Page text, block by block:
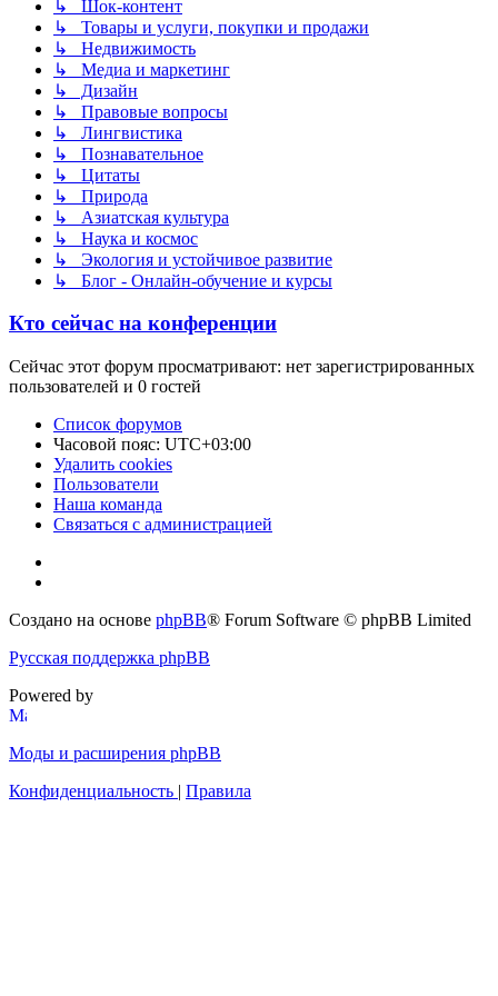
↳ Шок-контент
↳ Товары и услуги, покупки и продажи
↳ Недвижимость
↳ Медиа и маркетинг
↳ Дизайн
↳ Правовые вопросы
↳ Лингвистика
↳ Познавательное
↳ Цитаты
↳ Природа
↳ Азиатская культура
↳ Наука и космос
↳ Экология и устойчивое развитие
↳ Блог - Онлайн-обучение и курсы
Кто сейчас на конференции
Сейчас этот форум просматривают: нет зарегистрированных
пользователей и 0 гостей
Список форумов
Часовой пояс: UTC+03:00
Удалить cookies
Пользователи
Наша команда
Связаться с администрацией
Создано на основе phpBB® Forum Software © phpBB Limited
Русская поддержка phpBB
Powered by
Моды и расширения phpBB
Конфиденциальность | Правила